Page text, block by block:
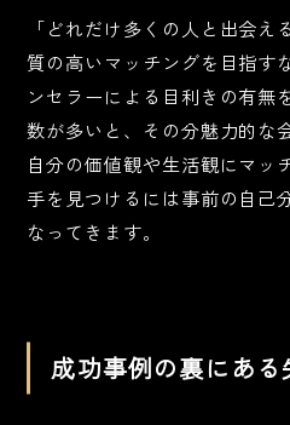
「どれだけ多くの人と出会え
質の高いマッチングを目指す
ンセラーによる目利きの有無
数が多いと、その分魅力的な
自分の価値観や生活観にマッ
手を見つけるには事前の自己
なってきます。
成功事例の裏にある